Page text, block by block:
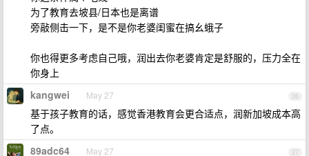
为了教育去坡县/日本也是离谱
旁敲侧击一下，是不是你老婆闺蜜在搞幺蛾子
你也得更多考虑自己哦，润出去你老婆肯定是舒服的，压力全在
你身上
26
kangwei May 27
基于孩子教育的话，感觉香港教育会更合适点，润新加坡成本高
了点。
27
89adc64 May 27